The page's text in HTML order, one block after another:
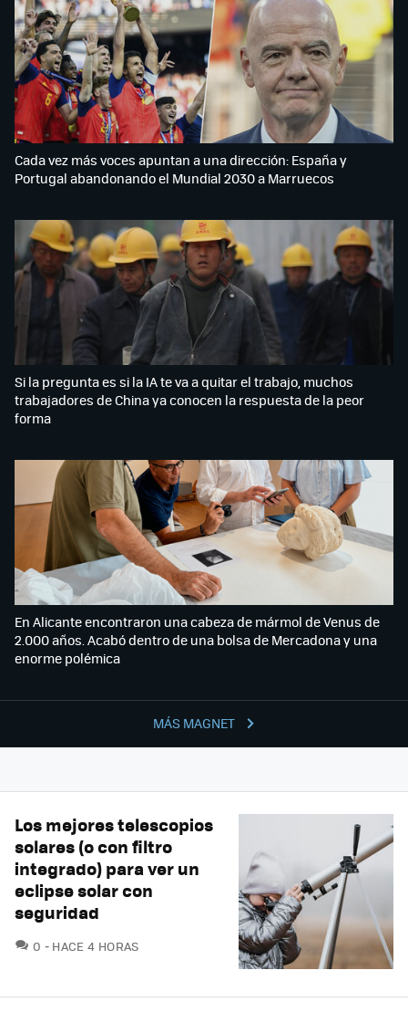
MÁS MAGNET
Cada vez más voces apuntan a una dirección: España y
Portugal abandonando el Mundial 2030 a Marruecos
Si la pregunta es si la IA te va a quitar el trabajo, muchos
trabajadores de China ya conocen la respuesta de la peor
forma
En Alicante encontraron una cabeza de mármol de Venus de
2.000 años. Acabó dentro de una bolsa de Mercadona y una
enorme polémica
Los mejores telescopios
solares (o con filtro
integrado) para ver un
eclipse solar con
seguridad
0 COMENTARIOS
HACE 4 HORAS